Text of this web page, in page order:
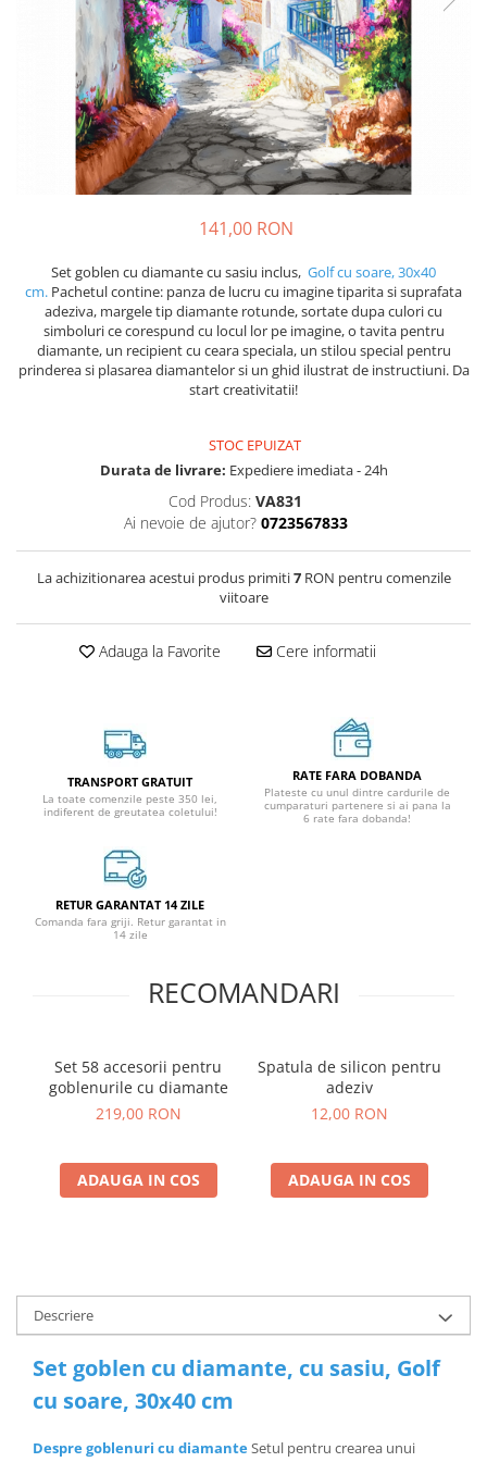
141,00 RON
Set goblen cu diamante cu sasiu inclus, Golf cu soare, 30x40
cm. Pachetul contine: panza de lucru cu imagine tiparita si suprafata
adeziva, margele tip diamante rotunde, sortate dupa culori cu
simboluri ce corespund cu locul lor pe imagine, o tavita pentru
diamante, un recipient cu ceara speciala, un stilou special pentru
prinderea si plasarea diamantelor si un ghid ilustrat de instructiuni. Da
start creativitatii!
STOC EPUIZAT
Durata de livrare: Expediere imediata - 24h
Cod Produs: VA831
Ai nevoie de ajutor? 0723567833
La achizitionarea acestui produs primiti7RON pentru comenzile
viitoare
Adauga la Favorite Cere informatii
TRANSPORT GRATUIT
La toate comenzile peste 350 lei,
indiferent de greutatea coletului!
RATE FARA DOBANDA
Plateste cu unul dintre cardurile de
cumparaturi partenere si ai pana la
6 rate fara dobanda!
RETUR GARANTAT 14 ZILE
Comanda fara griji. Retur garantat in
14 zile
RECOMANDARI
Set 58 accesorii pentru
goblenurile cu diamante
219,00 RON
ADAUGA IN COS
Spatula de silicon pentru
adeziv
12,00 RON
ADAUGA IN COS
Descriere
Set goblen cu diamante, cu sasiu, Golf
cu soare, 30x40 cm
Despre goblenuri cu diamanteSetul pentru crearea unui